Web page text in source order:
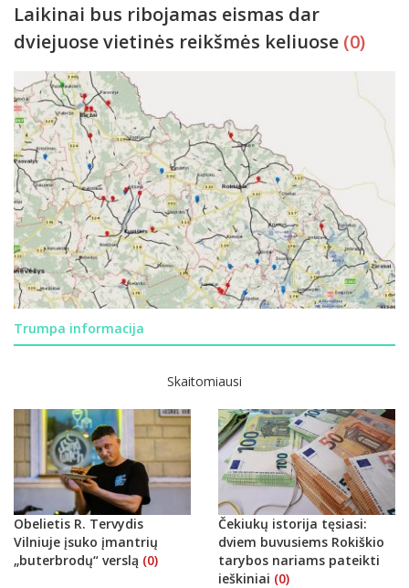
Laikinai bus ribojamas eismas dar
dviejuose vietinės reikšmės keliuose (0)
Trumpa informacija
Skaitomiausi
Obelietis R. Tervydis
Vilniuje įsuko įmantrių
„buterbrodų“ verslą (0)
Čekiukų istorija tęsiasi:
dviem buvusiems Rokiškio
tarybos nariams pateikti
ieškiniai (0)